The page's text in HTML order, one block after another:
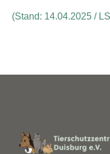
(Stand: 14.04.2025 /